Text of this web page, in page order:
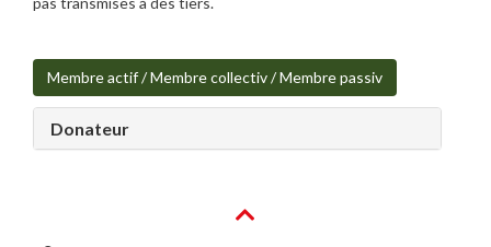
Membre actif / Membre collectiv / Membre passiv
Donateur